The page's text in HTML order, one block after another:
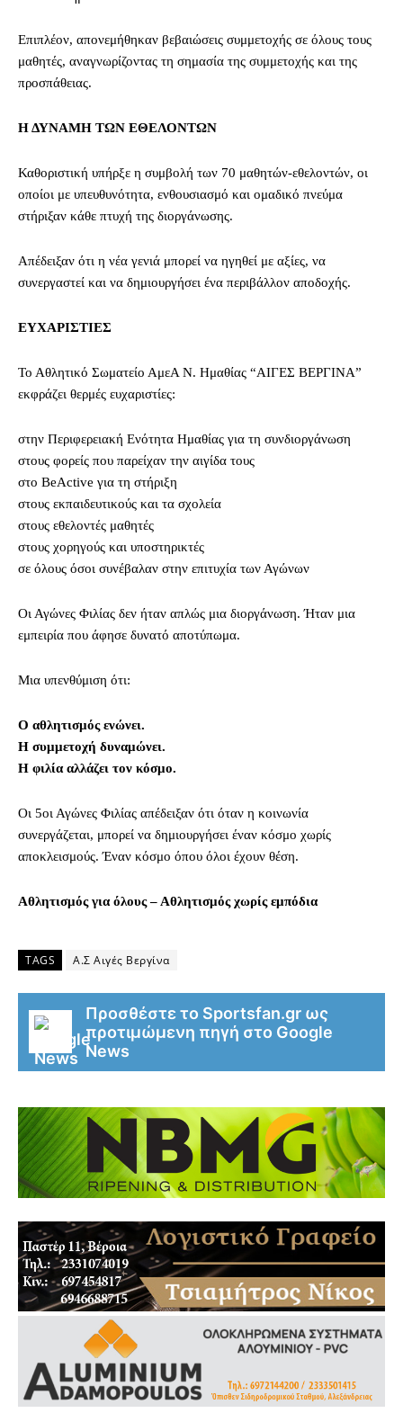
Επιπλέον, απονεμήθηκαν βεβαιώσεις συμμετοχής σε όλους τους
μαθητές, αναγνωρίζοντας τη σημασία της συμμετοχής και της
προσπάθειας.
Η ΔΥΝΑΜΗ ΤΩΝ ΕΘΕΛΟΝΤΩΝ
Καθοριστική υπήρξε η συμβολή των 70 μαθητών-εθελοντών, οι
οποίοι με υπευθυνότητα, ενθουσιασμό και ομαδικό πνεύμα
στήριξαν κάθε πτυχή της διοργάνωσης.
Απέδειξαν ότι η νέα γενιά μπορεί να ηγηθεί με αξίες, να
συνεργαστεί και να δημιουργήσει ένα περιβάλλον αποδοχής.
ΕΥΧΑΡΙΣΤΙΕΣ
Το Αθλητικό Σωματείο ΑμεΑ Ν. Ημαθίας “ΑΙΓΕΣ ΒΕΡΓΙΝΑ”
εκφράζει θερμές ευχαριστίες:
στην Περιφερειακή Ενότητα Ημαθίας για τη συνδιοργάνωση
στους φορείς που παρείχαν την αιγίδα τους
στο BeActive για τη στήριξη
στους εκπαιδευτικούς και τα σχολεία
στους εθελοντές μαθητές
στους χορηγούς και υποστηρικτές
σε όλους όσοι συνέβαλαν στην επιτυχία των Αγώνων
Οι Αγώνες Φιλίας δεν ήταν απλώς μια διοργάνωση. Ήταν μια
εμπειρία που άφησε δυνατό αποτύπωμα.
Μια υπενθύμιση ότι:
Ο αθλητισμός ενώνει.
Η συμμετοχή δυναμώνει.
Η φιλία αλλάζει τον κόσμο.
Οι 5οι Αγώνες Φιλίας απέδειξαν ότι όταν η κοινωνία
συνεργάζεται, μπορεί να δημιουργήσει έναν κόσμο χωρίς
αποκλεισμούς. Έναν κόσμο όπου όλοι έχουν θέση.
Αθλητισμός για όλους – Αθλητισμός χωρίς εμπόδια
TAGS Α.Σ Αιγές Βεργίνα
Προσθέστε το Sportsfan.gr ως
προτιμώμενη πηγή στο Google
News